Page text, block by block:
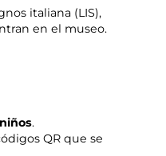
italiana (LIS),
en el museo.
.
QR que se